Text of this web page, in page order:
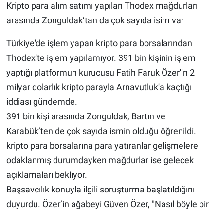
Kripto para alım satımı yapılan Thodex mağdurları
arasında Zonguldak’tan da çok sayıda isim var
Türkiye'de işlem yapan kripto para borsalarından
Thodex'te işlem yapılamıyor. 391 bin kişinin işlem
yaptığı platformun kurucusu Fatih Faruk Özer'in 2
milyar dolarlık kripto parayla Arnavutluk'a kaçtığı
iddiası gündemde.
391 bin kişi arasında Zonguldak, Bartın ve
Karabük’ten de çok sayıda ismin olduğu öğrenildi.
kripto para borsalarına para yatıranlar gelişmelere
odaklanmış durumdayken mağdurlar ise gelecek
açıklamaları bekliyor.
Başsavcılık konuyla ilgili soruşturma başlatıldığını
duyurdu. Özer’in ağabeyi Güven Özer, "Nasıl böyle bir